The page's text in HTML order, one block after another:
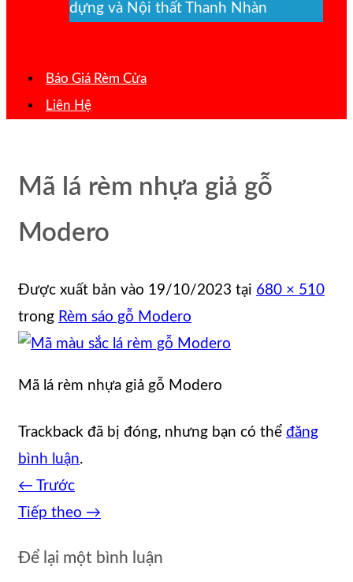
dựng và Nội thất Thanh Nhàn
Báo Giá Rèm Cửa
Liên Hệ
Mã lá rèm nhựa giả gỗ
Modero
Được xuất bản vào 19/10/2023 tại 680 × 510
trong Rèm sáo gỗ Modero
Mã lá rèm nhựa giả gỗ Modero
Trackback đã bị đóng, nhưng bạn có thể đăng
bình luận.
← Trước
Tiếp theo →
Để lại một bình luận